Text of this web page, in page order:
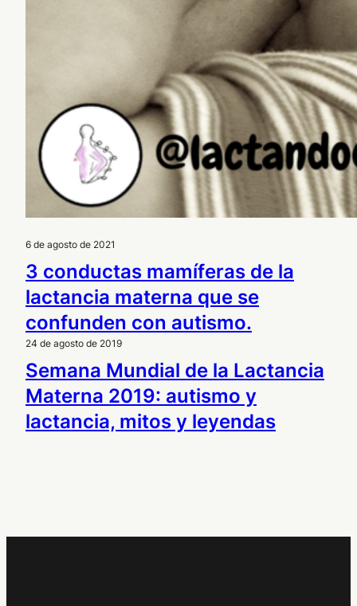
6 de agosto de 2021
3 conductas mamíferas de la
lactancia materna que se
confunden con autismo.
24 de agosto de 2019
Semana Mundial de la Lactancia
Materna 2019: autismo y
lactancia, mitos y leyendas